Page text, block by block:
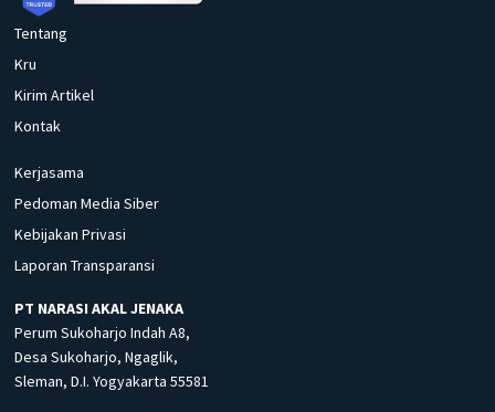
Tentang
Kru
Kirim Artikel
Kontak
Kerjasama
Pedoman Media Siber
Kebijakan Privasi
Laporan Transparansi
PT NARASI AKAL JENAKA
Perum Sukoharjo Indah A8,
Desa Sukoharjo, Ngaglik,
Sleman, D.I. Yogyakarta 55581